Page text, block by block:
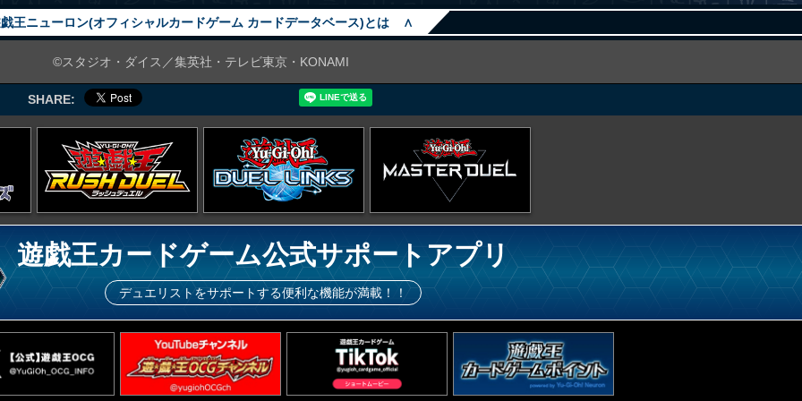
王ニューロン(オフィシャルカードゲーム カードデータベース)とは ∧
©スタジオ・ダイス／集英社・テレビ東京・KONAMI
SHARE:
遊戯王カードゲーム公式サポートアプリ
デュエリストをサポートする便利な機能が満載！！